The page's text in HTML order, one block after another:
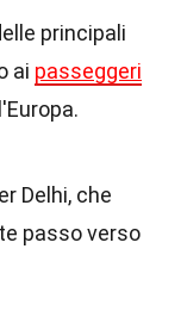
principali
ai passeggeri
Delhi, che
passo verso